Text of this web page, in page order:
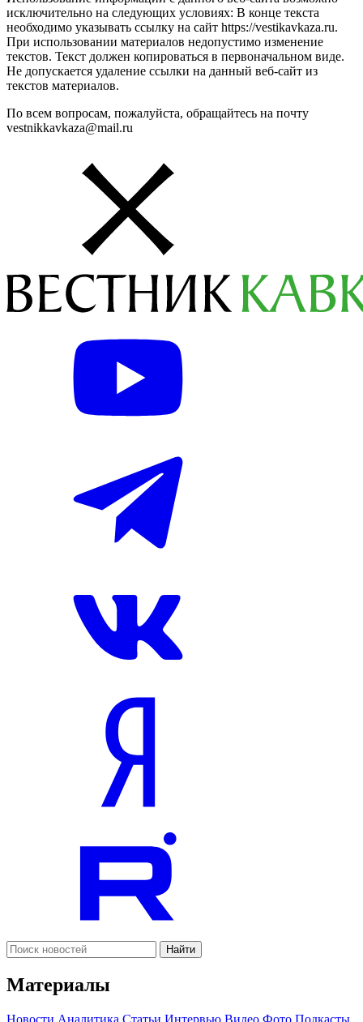
исключительно на следующих условиях: В конце текста
необходимо указывать ссылку на сайт https://vestikavkaza.ru.
При использовании материалов недопустимо изменение
текстов. Текст должен копироваться в первоначальном виде.
Не допускается удаление ссылки на данный веб-сайт из
текстов материалов.
По всем вопросам, пожалуйста, обращайтесь на почту
vestnikkavkaza@mail.ru
Найти
Материалы
Новости Аналитика Статьи Интервью Видео Фото Подкасты